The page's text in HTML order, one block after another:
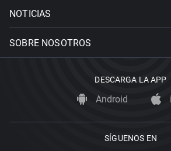
NOTICIAS
SOBRE NOSOTROS
DESCARGA LA APP
Android
SÍGUENOS EN